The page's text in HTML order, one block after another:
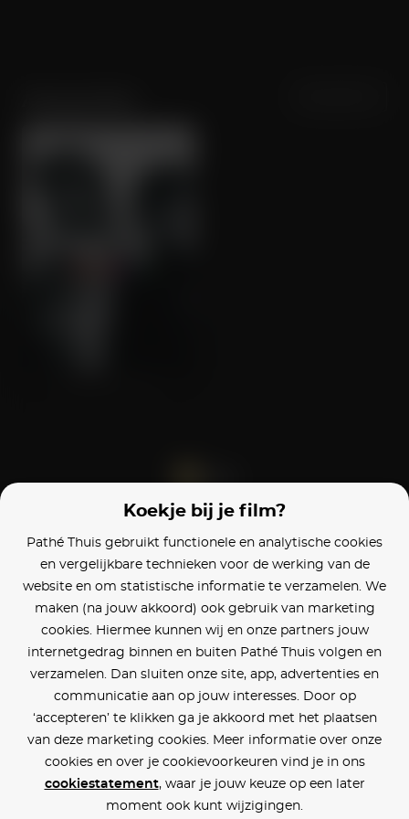
Koekje bij je film?
Pathé Thuis gebruikt functionele en analytische cookies
en vergelijkbare technieken voor de werking van de
website en om statistische informatie te verzamelen. We
maken (na jouw akkoord) ook gebruik van marketing
cookies. Hiermee kunnen wij en onze partners jouw
internetgedrag binnen en buiten Pathé Thuis volgen en
verzamelen. Dan sluiten onze site, app, advertenties en
communicatie aan op jouw interesses. Door op
‘accepteren’ te klikken ga je akkoord met het plaatsen
van deze marketing cookies. Meer informatie over onze
cookies en over je cookievoorkeuren vind je in ons
cookiestatement, waar je jouw keuze op een later
moment ook kunt wijzigingen.
Klantenservice
Betaalinstellingen
Cookie voorkeuren
Over Pathé Thuis
Bioscopen
CVD